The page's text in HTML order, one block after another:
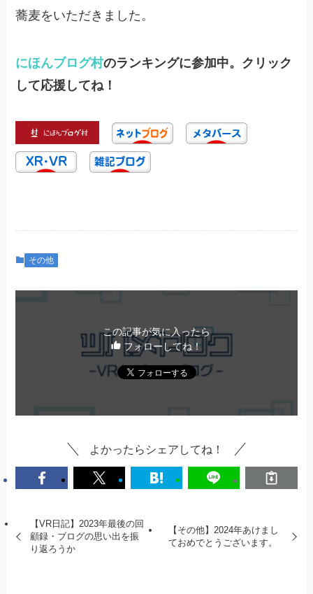
蕎麦をいただきました。
にほんブログ村のランキングに参加中。クリック
して応援してね！
その他
この記事が気に入ったら
フォローしてね！
よかったらシェアしてね！
【VR日記】2023年最後の回
顧録・ブログの思い出を振
り返ろうか
【その他】2024年あけまし
ておめでとうございます。